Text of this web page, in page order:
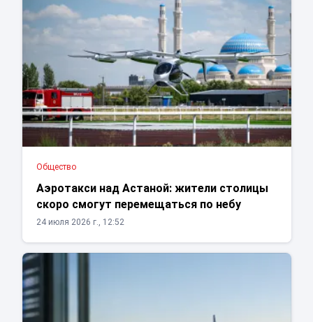
Общество
Аэротакси над Астаной: жители столицы
скоро смогут перемещаться по небу
24 июля 2026 г., 12:52